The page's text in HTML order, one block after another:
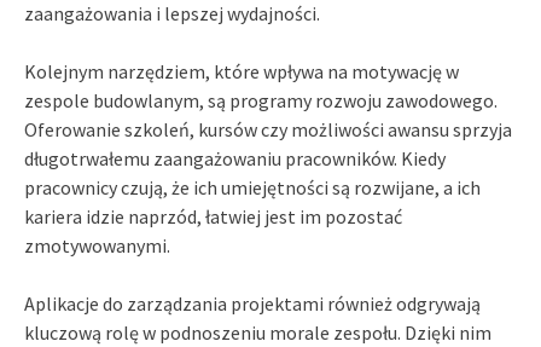
zaangażowania i lepszej wydajności.
Kolejnym narzędziem, które wpływa na motywację w
zespole budowlanym, są programy rozwoju zawodowego.
Oferowanie szkoleń, kursów czy możliwości awansu sprzyja
długotrwałemu zaangażowaniu pracowników. Kiedy
pracownicy czują, że ich umiejętności są rozwijane, a ich
kariera idzie naprzód, łatwiej jest im pozostać
zmotywowanymi.
Aplikacje do zarządzania projektami również odgrywają
kluczową rolę w podnoszeniu morale zespołu. Dzięki nim